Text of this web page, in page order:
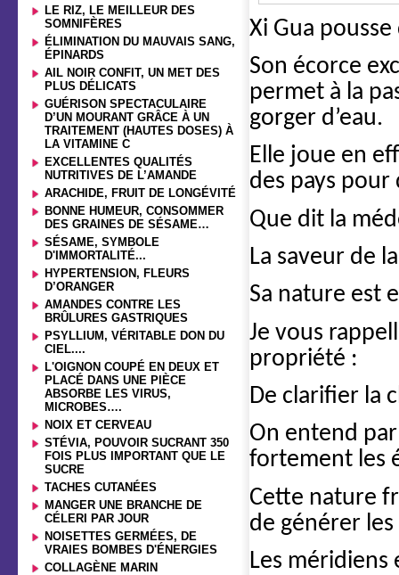
LE RIZ, LE MEILLEUR DES
SOMNIFÈRES
ÉLIMINATION DU MAUVAIS SANG,
ÉPINARDS
AIL NOIR CONFIT, UN MET DES
PLUS DÉLICATS
GUÉRISON SPECTACULAIRE
D’UN MOURANT GRÂCE À UN
TRAITEMENT (HAUTES DOSES) À
LA VITAMINE C
EXCELLENTES QUALITÉS
NUTRITIVES DE L’AMANDE
ARACHIDE, FRUIT DE LONGÉVITÉ
BONNE HUMEUR, CONSOMMER
DES GRAINES DE SÉSAME…
SÉSAME, SYMBOLE
D'IMMORTALITÉ...
HYPERTENSION, FLEURS
D’ORANGER
AMANDES CONTRE LES
BRÛLURES GASTRIQUES
PSYLLIUM, VÉRITABLE DON DU
CIEL....
L'OIGNON COUPÉ EN DEUX ET
PLACÉ DANS UNE PIÈCE
ABSORBE LES VIRUS,
MICROBES….
NOIX ET CERVEAU
STÉVIA, POUVOIR SUCRANT 350
FOIS PLUS IMPORTANT QUE LE
SUCRE
TACHES CUTANÉES
MANGER UNE BRANCHE DE
CÉLERI PAR JOUR
NOISETTES GERMÉES, DE
VRAIES BOMBES D'ÉNERGIES
COLLAGÈNE MARIN
Xi Gua
Son écorce
permet à la
gorger d’eau.
Elle joue en
des pays pour
Que dit la
La saveur de
Sa nature est
Je vous
propriété :
De clarifier la
On entend
fortement les
Cette nature
de générer
Les méridiens